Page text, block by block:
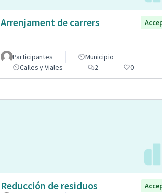
Arrenjament de carrers
Participantes
Municipio
Calles y Viales
2 0
Reducción de residuos